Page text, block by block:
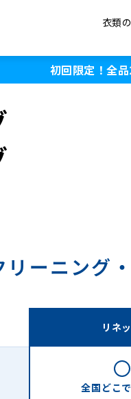
衣類
初回限定！全
リーニング・
リネ
全国どこ